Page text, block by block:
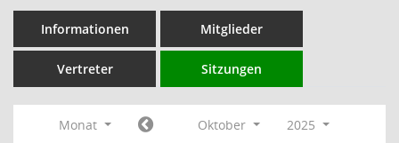
Informationen Mitglieder
Vertreter Sitzungen
Monat Oktober
2025